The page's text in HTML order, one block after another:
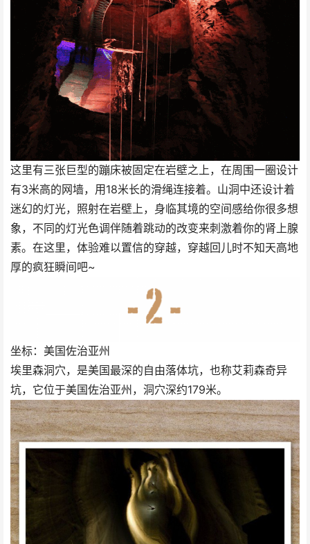
这里有三张巨型的蹦床被固定在岩壁之上，在周围一圈设计
有3米高的网墙，用18米长的滑绳连接着。山洞中还设计着
迷幻的灯光，照射在岩壁上，身临其境的空间感给你很多想
象，不同的灯光色调伴随着跳动的改变来刺激着你的肾上腺
素。在这里，体验难以置信的穿越，穿越回儿时不知天高地
厚的疯狂瞬间吧~
坐标：美国佐治亚州
埃里森洞穴，是美国最深的自由落体坑，也称艾莉森奇异
坑，它位于美国佐治亚州，洞穴深约179米。